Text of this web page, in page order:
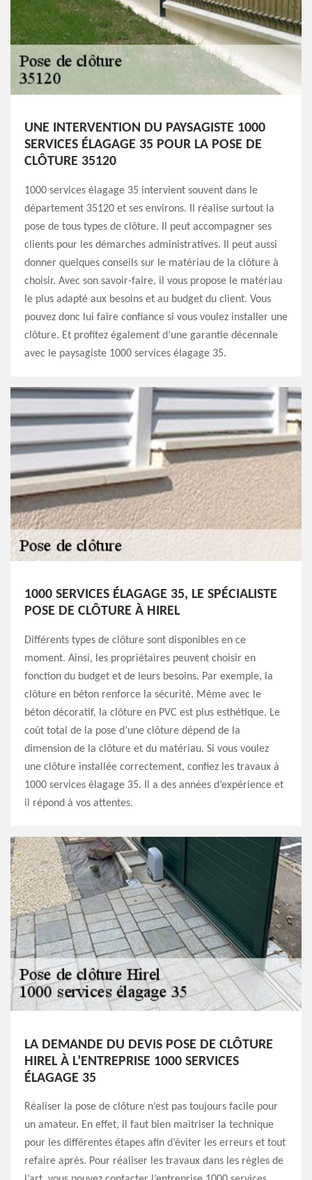
UNE INTERVENTION DU PAYSAGISTE 1000
SERVICES ÉLAGAGE 35 POUR LA POSE DE
CLÔTURE 35120
1000 services élagage 35 intervient souvent dans le
département 35120 et ses environs. Il réalise surtout la
pose de tous types de clôture. Il peut accompagner ses
clients pour les démarches administratives. Il peut aussi
donner quelques conseils sur le matériau de la clôture à
choisir. Avec son savoir-faire, il vous propose le matériau
le plus adapté aux besoins et au budget du client. Vous
pouvez donc lui faire confiance si vous voulez installer une
clôture. Et profitez également d’une garantie décennale
avec le paysagiste 1000 services élagage 35.
1000 SERVICES ÉLAGAGE 35, LE SPÉCIALISTE
POSE DE CLÔTURE À HIREL
Différents types de clôture sont disponibles en ce
moment. Ainsi, les propriétaires peuvent choisir en
fonction du budget et de leurs besoins. Par exemple, la
clôture en béton renforce la sécurité. Même avec le
béton décoratif, la clôture en PVC est plus esthétique. Le
coût total de la pose d’une clôture dépend de la
dimension de la clôture et du matériau. Si vous voulez
une clôture installée correctement, confiez les travaux à
1000 services élagage 35. Il a des années d’expérience et
il répond à vos attentes.
LA DEMANDE DU DEVIS POSE DE CLÔTURE
HIREL À L’ENTREPRISE 1000 SERVICES
ÉLAGAGE 35
Réaliser la pose de clôture n’est pas toujours facile pour
un amateur. En effet, il faut bien maitriser la technique
pour les différentes étapes afin d’éviter les erreurs et tout
refaire après. Pour réaliser les travaux dans les règles de